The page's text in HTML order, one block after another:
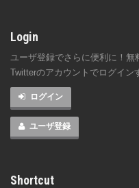
Login
ユーザ登録でさらに便利に！無
Twitterのアカウントでログイン
ログイン
ユーザ登録
Shortcut